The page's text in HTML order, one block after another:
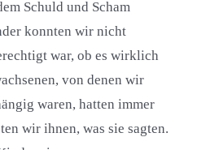
Schuld und Scham
konnten wir nicht
war, ob es wirklich
von denen wir
waren, hatten immer
wir ihnen, was sie sagten.